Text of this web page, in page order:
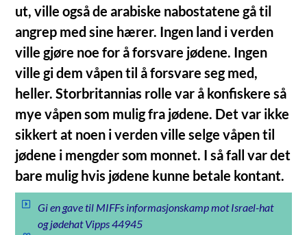
ut, ville også de arabiske nabostatene gå til
angrep med sine hærer. Ingen land i verden
ville gjøre noe for å forsvare jødene. Ingen
ville gi dem våpen til å forsvare seg med,
heller. Storbritannias rolle var å konfiskere så
mye våpen som mulig fra jødene. Det var ikke
sikkert at noen i verden ville selge våpen til
jødene i mengder som monnet. I så fall var det
bare mulig hvis jødene kunne betale kontant.
Gi en gave til MIFFs informasjonskamp mot Israel-hat
og jødehat Vipps 44945